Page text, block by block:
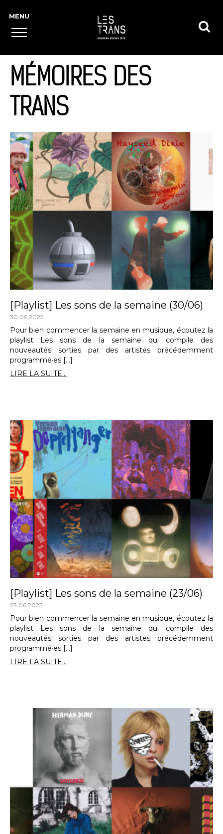
MÉMOIRES DES
TRANS
[Playlist] Les sons de la semaine (30/06)
30.06.2025
Pour bien commencer la semaine en musique, écoutez la
playlist Les sons de la semaine qui compile des
nouveautés sorties par des artistes précédemment
programmé·es […]
LIRE LA SUITE...
[Playlist] Les sons de la semaine (23/06)
23.06.2025
Pour bien commencer la semaine en musique, écoutez la
playlist Les sons de la semaine qui compile des
nouveautés sorties par des artistes précédemment
programmé·es […]
LIRE LA SUITE...